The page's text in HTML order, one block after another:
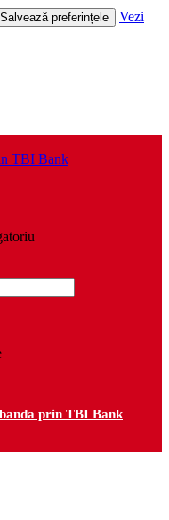
Salvează preferințele
Vezi
TBI Bank
prin TBI Bank